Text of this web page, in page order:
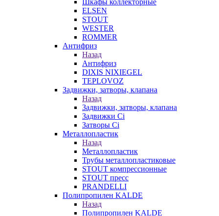
Шкафы коллекторные
ELSEN
STOUT
WESTER
ROMMER
Антифриз
Назад
Антифриз
DIXIS NIXIEGEL
TEPLOVOZ
Задвижки, затворы, клапана
Назад
Задвижки, затворы, клапана
Задвижки Ci
Затворы Ci
Металлопластик
Назад
Металлопластик
Трубы металлопластиковые
STOUT компрессионные
STOUT пресс
PRANDELLI
Полипропилен KALDE
Назад
Полипропилен KALDE